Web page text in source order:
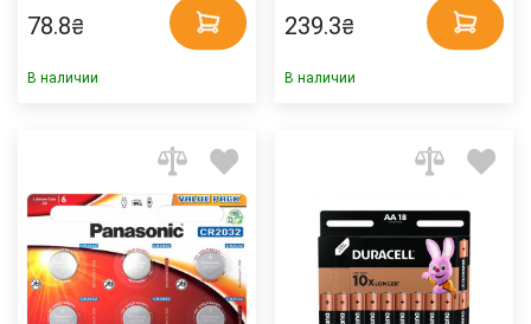
78.8₴
В наличии
239.3₴
В наличии